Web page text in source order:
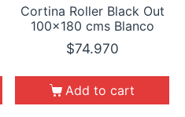
Cortina Roller Black Out
100×180 cms Blanco
$74.970
Add to cart